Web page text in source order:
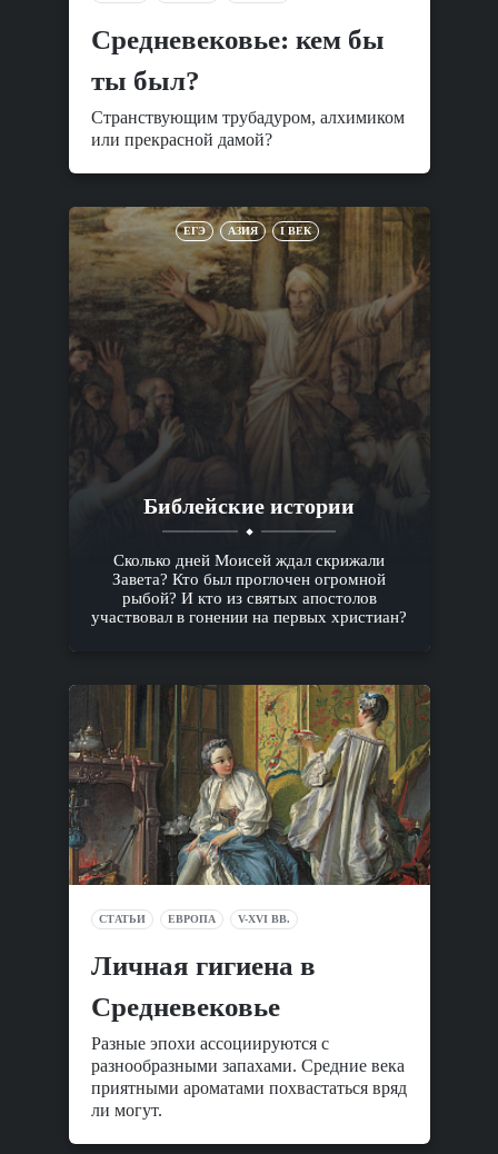
Средневековье: кем бы
ты был?
Странствующим трубадуром, алхимиком
или прекрасной дамой?
ЕГЭ АЗИЯ I ВЕК
Библейские истории
Сколько дней Моисей ждал скрижали
Завета? Кто был проглочен огромной
рыбой? И кто из святых апостолов
участвовал в гонении на первых христиан?
СТАТЬИ ЕВРОПА V-XVI ВВ.
Личная гигиена в
Средневековье
Разные эпохи ассоциируются с
разнообразными запахами. Средние века
приятными ароматами похвастаться вряд
ли могут.